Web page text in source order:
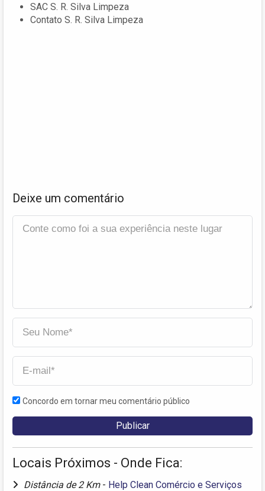
SAC S. R. Silva Limpeza
Contato S. R. Silva Limpeza
Deixe um comentário
Concordo em tornar meu comentário público
Locais Próximos - Onde Fica:
Distância de 2 Km - Help Clean Comércio e Serviços